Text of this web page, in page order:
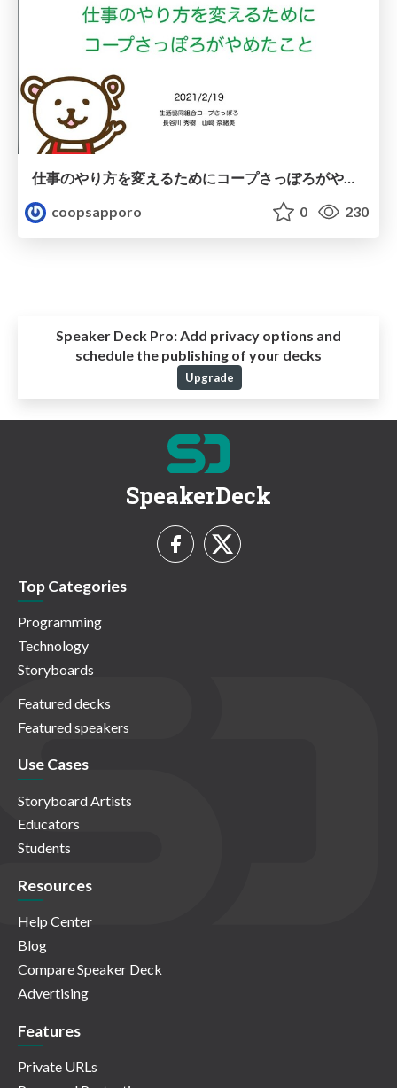
仕事のやり方を変えるためにコープさっぽろがやめたこと / What we stop to change how we working effective
coopsapporo
0 230
Speaker Deck Pro: Add privacy options and
schedule the publishing of your decks
Upgrade
SpeakerDeck
Top Categories
Programming
Technology
Storyboards
Featured decks
Featured speakers
Use Cases
Storyboard Artists
Educators
Students
Resources
Help Center
Blog
Compare Speaker Deck
Advertising
Features
Private URLs